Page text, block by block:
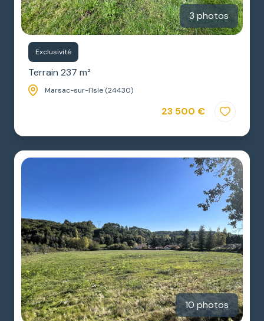
3 photos
Exclusivité
Terrain 237 m²
Marsac-sur-l'Isle (24430)
23 500 €
10 photos